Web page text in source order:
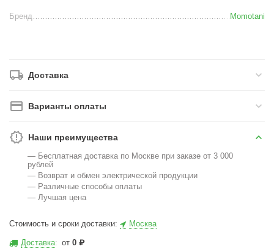
Бренд Momotani
Доставка
Варианты оплаты
Наши преимущества
— Бесплатная доставка по Москве при заказе от 3 000
рублей
— Возврат и обмен электрической продукции
— Различные способы оплаты
— Лучшая цена
Стоимость и сроки доставки: Москва
Доставка: от0 ₽